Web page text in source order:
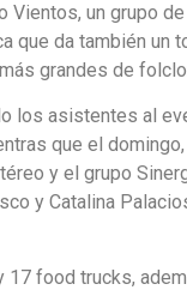
un grupo
que da también un
grandes de
los asistentes al
que el
y el grupo
y Catalina
17 food trucks,